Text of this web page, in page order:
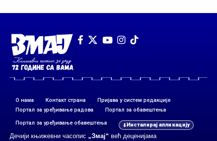
О нама Контакт страна
Пријава у систем редакције
Портал за уређивање радова
Портал за обавештења
Портал за уређивање обавештења Инсталирај апликацију
Дечији књижевни часопис „Змај“ већ деценијама